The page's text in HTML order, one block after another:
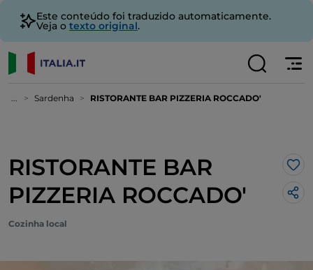
Este conteúdo foi traduzido automaticamente.
Veja o texto original.
... Sardenha RISTORANTE BAR PIZZERIA ROCCADO'
RISTORANTE BAR
PIZZERIA ROCCADO'
Cozinha local